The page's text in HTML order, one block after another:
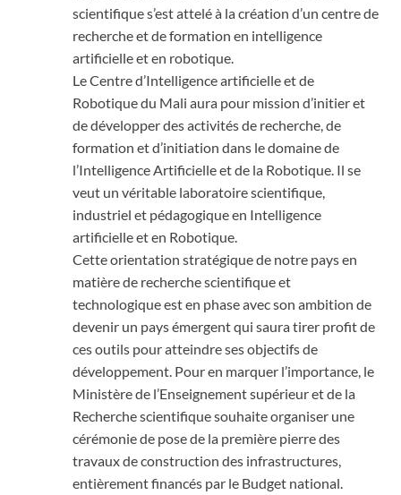
scientifique s’est attelé à la création d’un centre de
recherche et de formation en intelligence
artificielle et en robotique.
Le Centre d’Intelligence artificielle et de
Robotique du Mali aura pour mission d’initier et
de développer des activités de recherche, de
formation et d’initiation dans le domaine de
l’Intelligence Artificielle et de la Robotique. Il se
veut un véritable laboratoire scientifique,
industriel et pédagogique en Intelligence
artificielle et en Robotique.
Cette orientation stratégique de notre pays en
matière de recherche scientifique et
technologique est en phase avec son ambition de
devenir un pays émergent qui saura tirer profit de
ces outils pour atteindre ses objectifs de
développement. Pour en marquer l’importance, le
Ministère de l’Enseignement supérieur et de la
Recherche scientifique souhaite organiser une
cérémonie de pose de la première pierre des
travaux de construction des infrastructures,
entièrement financés par le Budget national.